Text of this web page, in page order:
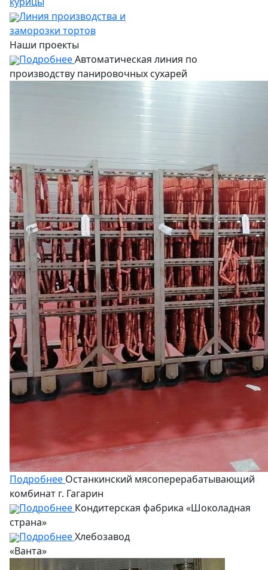
Линия производства и
заморозки тортов
Наши проекты
ПодробнееАвтоматическая линия по
производству панировочных сухарей
Подробнее Останкинский мясоперерабатывающий
комбинат г. Гагарин
Подробнее Кондитерская фабрика «Шоколадная
страна»
ПодробнееХлебозавод
«Ванта»